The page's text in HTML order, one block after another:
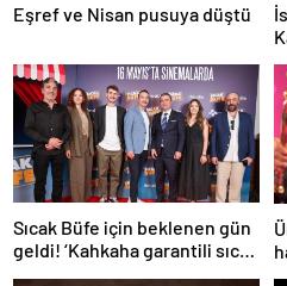
Eşref ve Nisan pusuya düştü
Sıcak Büfe için beklenen gün
geldi! ‘Kahkaha garantili sıcak